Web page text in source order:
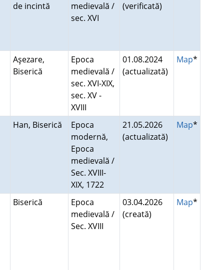
de incintă
medievală /
sec. XVI
(verificată)
Aşezare,
Biserică
Epoca
medievală /
sec. XVI-XIX,
sec. XV -
XVIII
01.08.2024
(actualizată)
Map*
Han, Biserică
Epoca
modernă,
Epoca
medievală /
Sec. XVIII-
XIX, 1722
21.05.2026
(actualizată)
Map*
Biserică
Epoca
medievală /
Sec. XVIII
03.04.2026
(creată)
Map*